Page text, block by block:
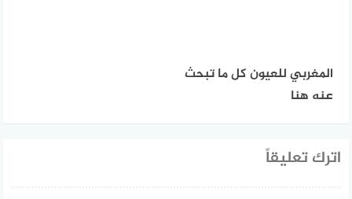
المغربي للعيون كل ما تبحث
عنه هنا
اترك تعليقاً